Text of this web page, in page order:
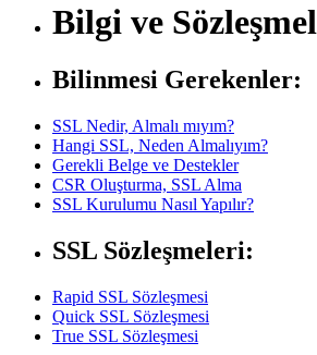
Bilgi ve
Bilinmesi Gerekenler:
SSL Nedir, Almalı mıyım?
Hangi SSL, Neden Almalıyım?
Gerekli Belge ve Destekler
CSR Oluşturma, SSL Alma
SSL Kurulumu Nasıl Yapılır?
SSL Sözleşmeleri:
Rapid SSL Sözleşmesi
Quick SSL Sözleşmesi
True SSL Sözleşmesi